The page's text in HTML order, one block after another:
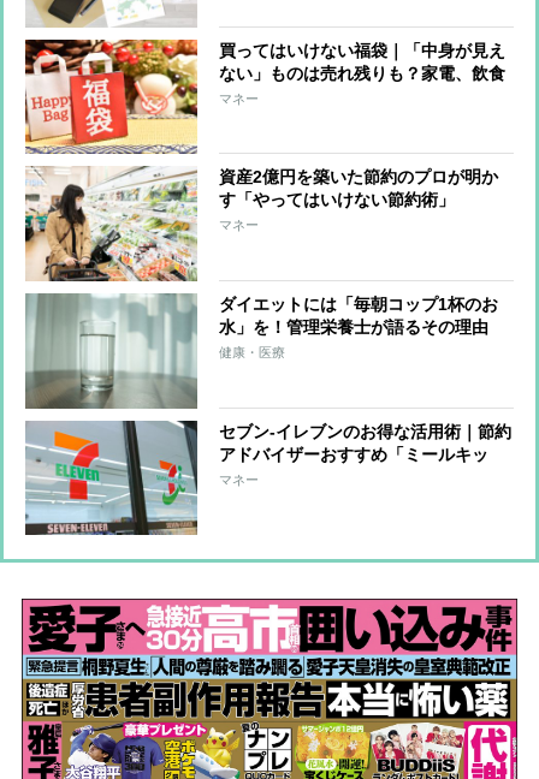
買ってはいけない福袋｜「中身が見え
ない」ものは売れ残りも？家電、飲食
系は元とれる可能性大
マネー
資産2億円を築いた節約のプロが明か
す「やってはいけない節約術」
マネー
ダイエットには「毎朝コップ1杯のお
水」を！管理栄養士が語るその理由
健康・医療
セブン-イレブンのお得な活用術｜節約
アドバイザーおすすめ「ミールキッ
ト」も
マネー